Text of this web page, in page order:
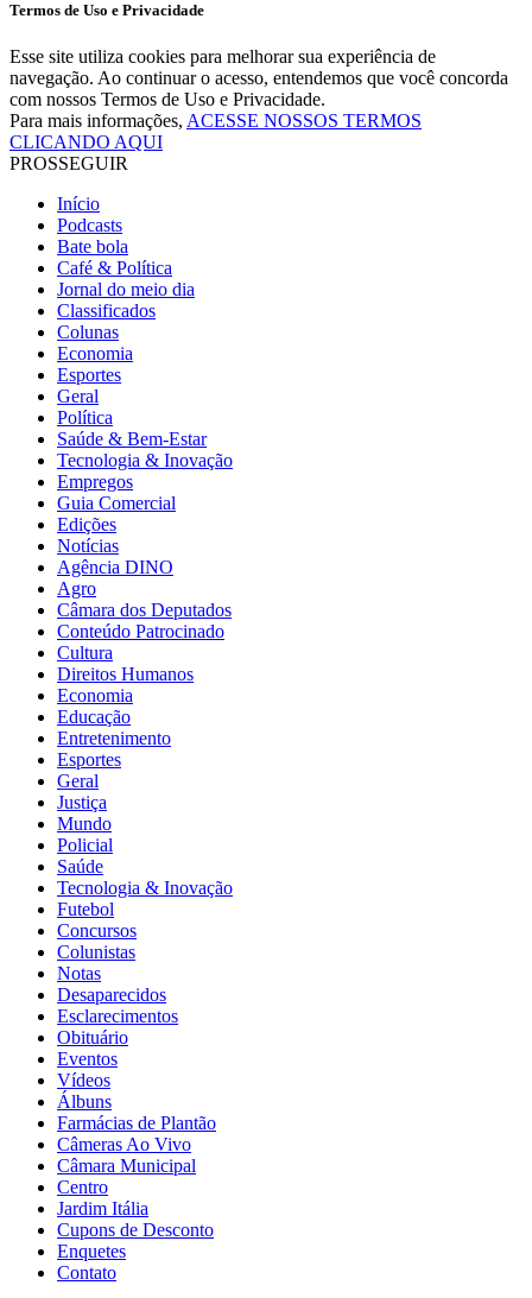
Termos de Uso e Privacidade
Esse site utiliza cookies para melhorar sua experiência de
navegação. Ao continuar o acesso, entendemos que você concorda
com nossos Termos de Uso e Privacidade.
Para mais informações, ACESSE NOSSOS TERMOS
CLICANDO AQUI
PROSSEGUIR
Início
Podcasts
Bate bola
Café & Política
Jornal do meio dia
Classificados
Colunas
Economia
Esportes
Geral
Política
Saúde & Bem-Estar
Tecnologia & Inovação
Empregos
Guia Comercial
Edições
Notícias
Agência DINO
Agro
Câmara dos Deputados
Conteúdo Patrocinado
Cultura
Direitos Humanos
Economia
Educação
Entretenimento
Esportes
Geral
Justiça
Mundo
Policial
Saúde
Tecnologia & Inovação
Futebol
Concursos
Colunistas
Notas
Desaparecidos
Esclarecimentos
Obituário
Eventos
Vídeos
Álbuns
Farmácias de Plantão
Câmeras Ao Vivo
Câmara Municipal
Centro
Jardim Itália
Cupons de Desconto
Enquetes
Contato